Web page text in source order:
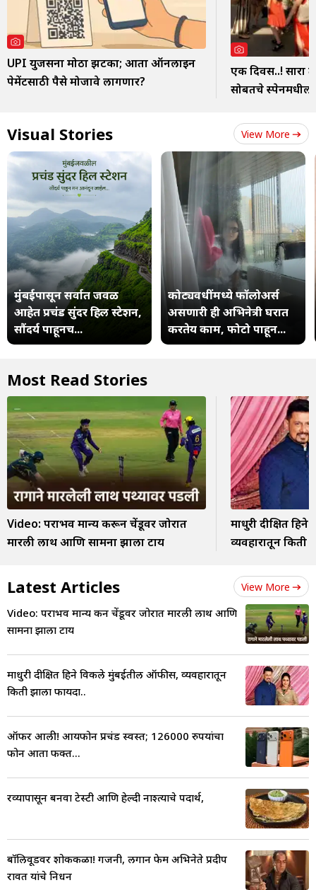
UPI युजर्सना मोठा झटका; आता ऑनलाइन
पेमेंटसाठी पैसे मोजावे लागणार?
एक दिवस..! सारा
सोबतचे
Visual Stories View More
मुंबईपासून सर्वात जवळ
आहेत प्रचंड सुंदर हिल स्टेशन,
सौंदर्य पाहूनच...
कोट्यवधींमध्ये फॉलोअर्स
असणारी ही अभिनेत्री घरात
करतेय काम, फोटो पाहून...
Most Read Stories
Video: पराभव मान्य करून चेंडूवर जोरात
मारली लाथ आणि सामना झाला टाय
माधुरी दीक्षित
व्यवहारातून किती
Latest Articles View More
Video: पराभव मान्य करून चेंडूवर जोरात मारली लाथ आणि
सामना झाला टाय
माधुरी दीक्षित हिने विकले मुंबईतील ऑफीस, व्यवहारातून
किती झाला फायदा..
ऑफर आली! आयफोन प्रचंड स्वस्त; 126000 रुपयांचा
फोन आता फक्त...
रव्यापासून बनवा टेस्टी आणि हेल्दी नाश्त्याचे पदार्थ,
बॉलिवूडवर शोककळा! गजनी, लगान फेम अभिनेते प्रदीप
रावत यांचे निधन